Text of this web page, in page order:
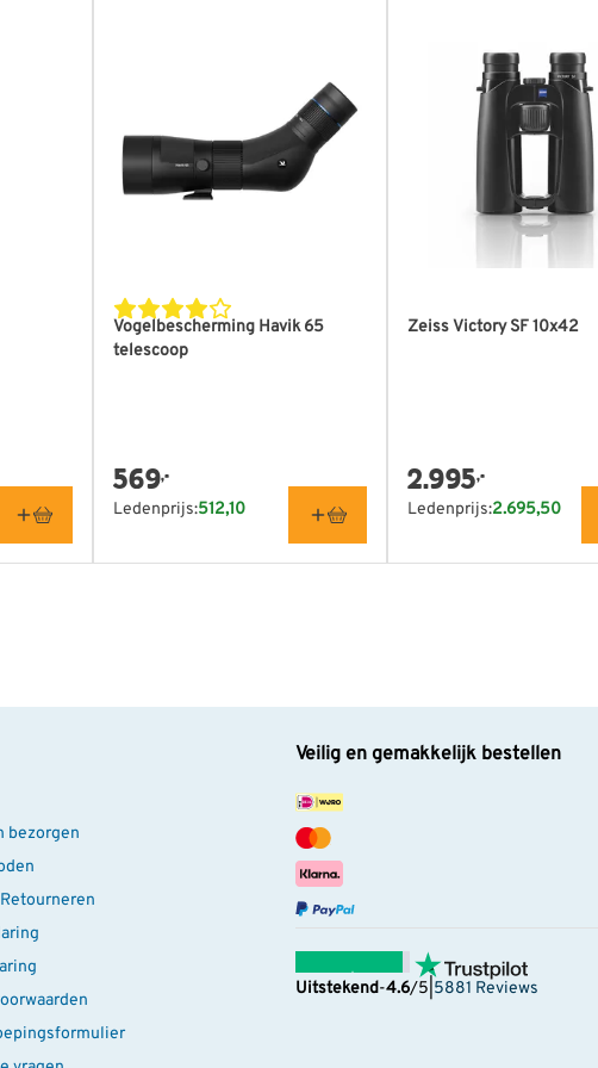
Vogelbescherming Havik 65
telescoop
569,-
Ledenprijs:512,10
Zeiss Victory SF 10x42
2.995,-
Ledenprijs:2.695,50
bezorgen
Veilig en gemakkelijk bestellen
Uitstekend-4.6/5 5881 Reviews